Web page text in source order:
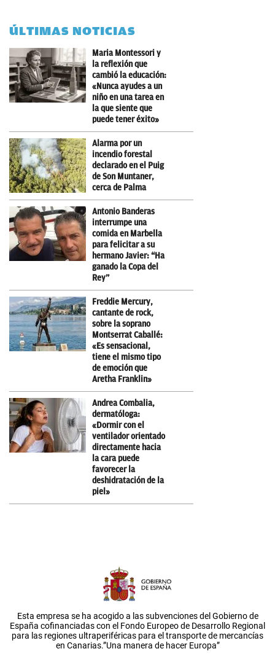
ÚLTIMAS NOTICIAS
Maria Montessori y
la reflexión que
cambió la educación:
«Nunca ayudes a un
niño en una tarea en
la que siente que
puede tener éxito»
Alarma por un
incendio forestal
declarado en el Puig
de Son Muntaner,
cerca de Palma
Antonio Banderas
interrumpe una
comida en Marbella
para felicitar a su
hermano Javier: “Ha
ganado la Copa del
Rey”
Freddie Mercury,
cantante de rock,
sobre la soprano
Montserrat Caballé:
«Es sensacional,
tiene el mismo tipo
de emoción que
Aretha Franklin»
Andrea Combalia,
dermatóloga:
«Dormir con el
ventilador orientado
directamente hacia
la cara puede
favorecer la
deshidratación de la
piel»
Esta empresa se ha acogido a las subvenciones del Gobierno de
España cofinanciadas con el Fondo Europeo de Desarrollo Regional
para las regiones ultraperiféricas para el transporte de mercancías
en Canarias.”Una manera de hacer Europa”